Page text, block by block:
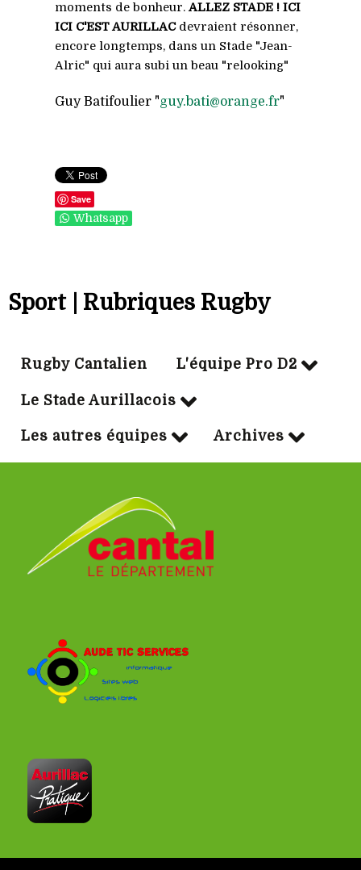
moments de bonheur.ALLEZ STADE ! ICI
ICI C'EST AURILLACdevraient résonner,
encore longtemps, dans un Stade "Jean-
Alric" qui aura subi un beau "relooking"
Guy Batifoulier "guy.bati@orange.fr"
Save
Whatsapp
Sport | Rubriques Rugby
Rugby Cantalien L'équipe Pro D2
Le Stade Aurillacois
Les autres équipes Archives